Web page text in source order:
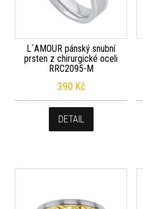
L´AMOUR pánský snubní
prsten z chirurgické oceli
RRC2095-M
390 Kč
DETAIL